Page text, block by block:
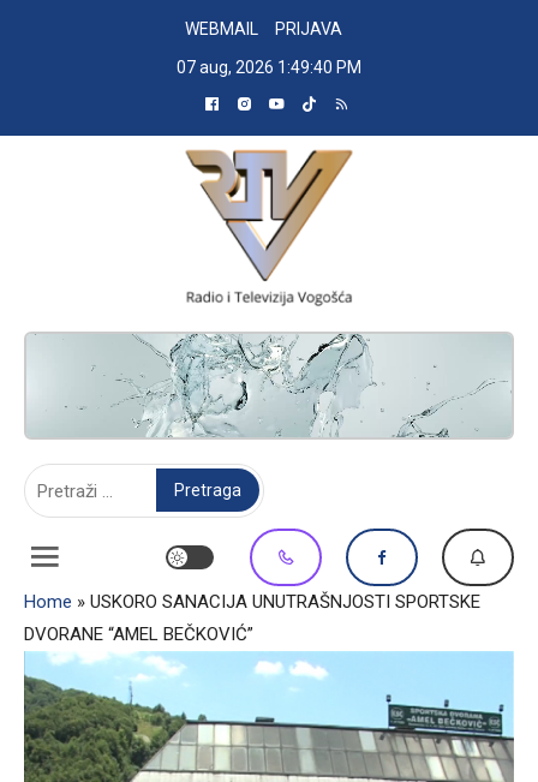
WEBMAIL
PRIJAVA
07 aug, 2026 1:49:41 PM
RADIO TELEVIZIJA VOGOŠĆA
Home » USKORO SANACIJA UNUTRAŠNJOSTI SPORTSKE
DVORANE “AMEL BEČKOVIĆ”